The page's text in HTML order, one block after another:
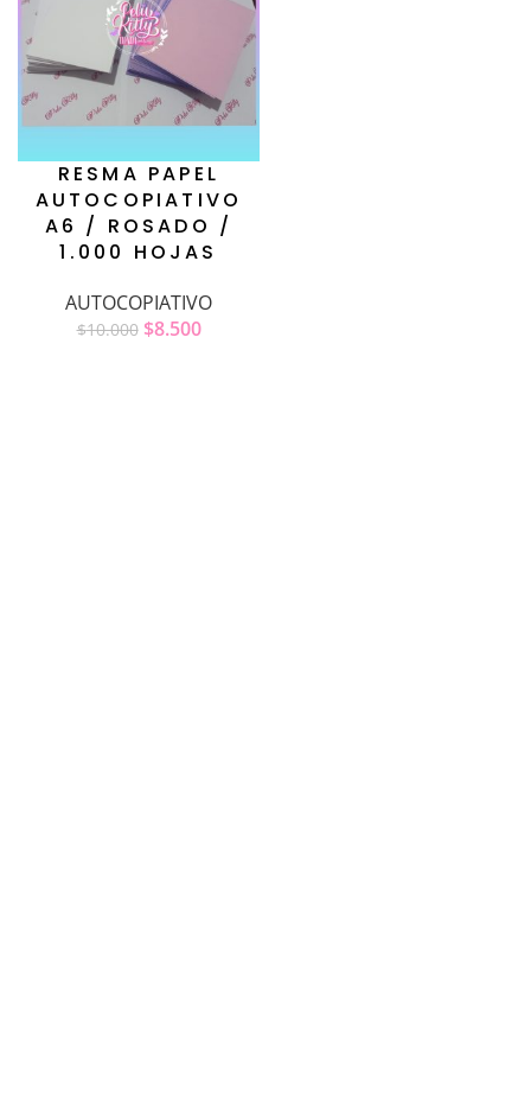
RESMA PAPEL
AUTOCOPIATIVO
A6 / ROSADO /
1.000 HOJAS
AUTOCOPIATIVO
$10.000 $8.500